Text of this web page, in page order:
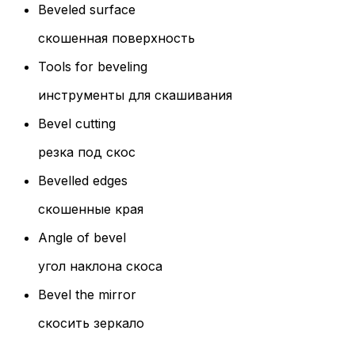
Beveled surface
скошенная поверхность
Tools for beveling
инструменты для скашивания
Bevel cutting
резка под скос
Bevelled edges
скошенные края
Angle of bevel
угол наклона скоса
Bevel the mirror
скосить зеркало